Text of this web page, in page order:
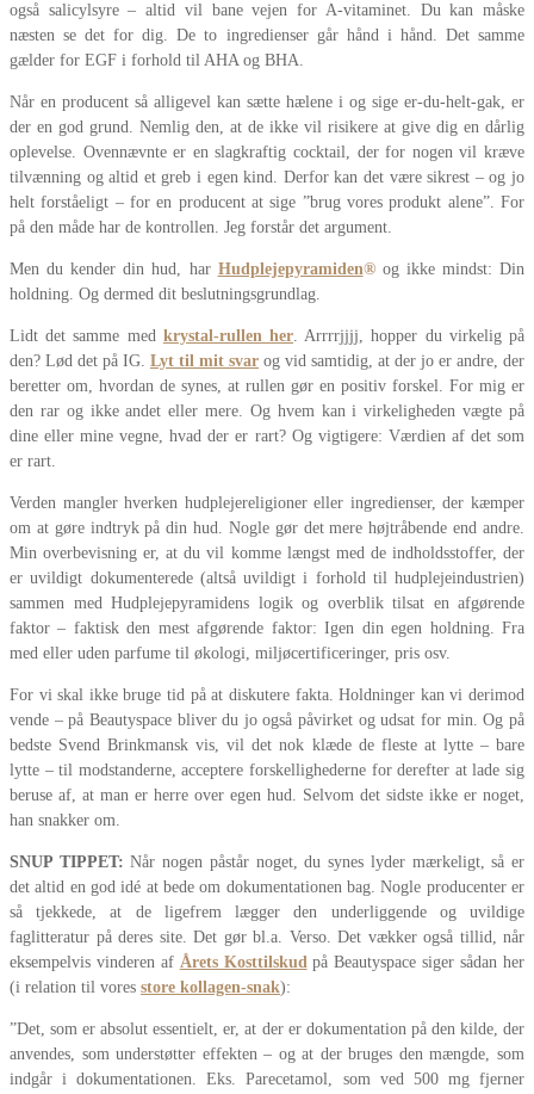
også salicylsyre – altid vil bane vejen for A-vitaminet. Du kan måske
næsten se det for dig. De to ingredienser går hånd i hånd. Det samme
gælder for EGF i forhold til AHA og BHA.
Når en producent så alligevel kan sætte hælene i og sige er-du-helt-gak, er
der en god grund. Nemlig den, at de ikke vil risikere at give dig en dårlig
oplevelse. Ovennævnte er en slagkraftig cocktail, der for nogen vil kræve
tilvænning og altid et greb i egen kind. Derfor kan det være sikrest – og jo
helt forståeligt – for en producent at sige ”brug vores produkt alene”. For
på den måde har de kontrollen. Jeg forstår det argument.
Men du kender din hud, har Hudplejepyramiden®og ikke mindst: Din
holdning. Og dermed dit beslutningsgrundlag.
Lidt det samme med krystal-rullen her. Arrrrjjjj, hopper du virkelig på
den? Lød det på IG. Lyt til mit svar og vid samtidig, at der jo er andre, der
beretter om, hvordan de synes, at rullen gør en positiv forskel. For mig er
den rar og ikke andet eller mere. Og hvem kan i virkeligheden vægte på
dine eller mine vegne, hvad der er rart? Og vigtigere: Værdien af det som
er rart.
Verden mangler hverken hudplejereligioner eller ingredienser, der kæmper
om at gøre indtryk på din hud. Nogle gør det mere højtråbende end andre.
Min overbevisning er, at du vil komme længst med de indholdsstoffer, der
er uvildigt dokumenterede (altså uvildigt i forhold til hudplejeindustrien)
sammen med Hudplejepyramidens logik og overblik tilsat en afgørende
faktor – faktisk den mest afgørende faktor: Igen din egen holdning. Fra
med eller uden parfume til økologi, miljøcertificeringer, pris osv.
For vi skal ikke bruge tid på at diskutere fakta. Holdninger kan vi derimod
vende – på Beautyspace bliver du jo også påvirket og udsat for min. Og på
bedste Svend Brinkmansk vis, vil det nok klæde de fleste at lytte – bare
lytte – til modstanderne, acceptere forskellighederne for derefter at lade sig
beruse af, at man er herre over egen hud. Selvom det sidste ikke er noget,
han snakker om.
SNUP TIPPET: Når nogen påstår noget, du synes lyder mærkeligt, så er
det altid en god idé at bede om dokumentationen bag. Nogle producenter er
så tjekkede, at de ligefrem lægger den underliggende og uvildige
faglitteratur på deres site. Det gør bl.a. Verso. Det vækker også tillid, når
eksempelvis vinderen af Årets Kosttilskudpå Beautyspace siger sådan her
(i relation til vores store kollagen-snak):
”Det, som er absolut essentielt, er, at der er dokumentation på den kilde, der
anvendes, som understøtter effekten – og at der bruges den mængde, som
indgår i dokumentationen. Eks. Parecetamol, som ved 500 mg fjerner